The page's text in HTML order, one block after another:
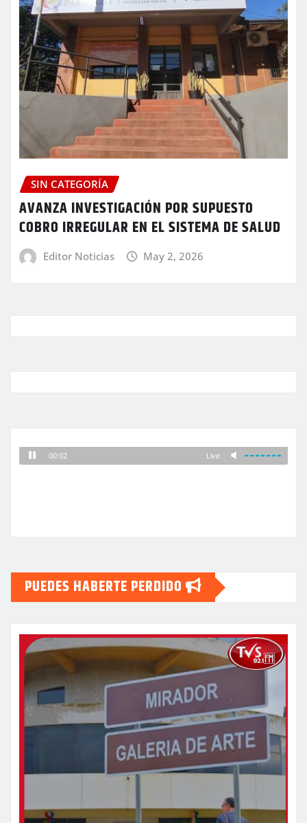
SIN CATEGORÍA
AVANZA INVESTIGACIÓN POR SUPUESTO
COBRO IRREGULAR EN EL SISTEMA DE SALUD
Editor Noticias May 2, 2026
PUEDES HABERTE PERDIDO